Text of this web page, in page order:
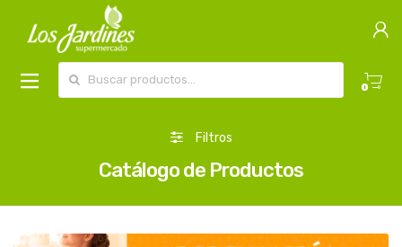
0
Filtros
Catálogo de Productos